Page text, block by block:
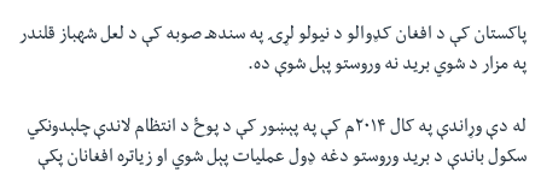
پاکستان کې د افغان کډوالو د نيولو لړۍ په سندهـ صوبه کې د لعل شهباز قلندر
په مزار د شوي برید نه وروستو پېل شوې ده.
له دې وړاندې په کال ۲۰۱۴م کې په پېښور کې د پوځ د انتظام لاندې چلېدونکي
سکول باندې د بريد وروستو دغه ډول عمليات پېل شوي او زياتره افغانان پکې